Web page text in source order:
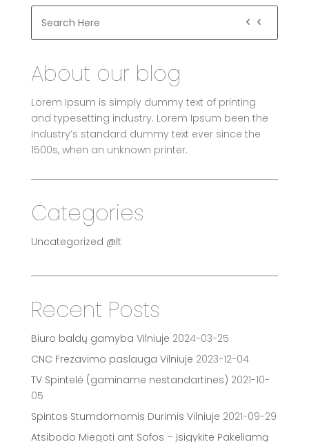
About our blog
Lorem Ipsum is simply dummy text of printing
and typesetting industry. Lorem Ipsum been the
industry’s standard dummy text ever since the
1500s, when an unknown printer.
Categories
Uncategorized @lt
Recent Posts
Biuro baldų gamyba Vilniuje 2024-03-25
CNC Frezavimo paslauga Vilniuje 2023-12-04
TV Spintelė (gaminame nestandartines) 2021-10-
05
Spintos Stumdomomis Durimis Vilniuje 2021-09-29
Atsibodo Miegoti ant Sofos – Įsigykite Pakeliamą